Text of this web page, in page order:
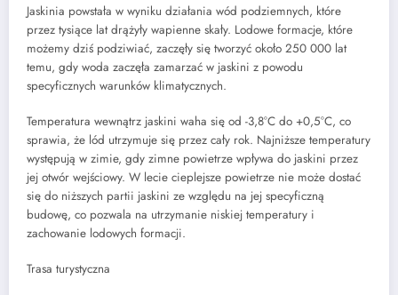
Jaskinia powstała w wyniku działania wód podziemnych, które
przez tysiące lat drążyły wapienne skały. Lodowe formacje, które
możemy dziś podziwiać, zaczęły się tworzyć około 250 000 lat
temu, gdy woda zaczęła zamarzać w jaskini z powodu
specyficznych warunków klimatycznych.
Temperatura wewnątrz jaskini waha się od -3,8°C do +0,5°C, co
sprawia, że lód utrzymuje się przez cały rok. Najniższe temperatury
występują w zimie, gdy zimne powietrze wpływa do jaskini przez
jej otwór wejściowy. W lecie cieplejsze powietrze nie może dostać
się do niższych partii jaskini ze względu na jej specyficzną
budowę, co pozwala na utrzymanie niskiej temperatury i
zachowanie lodowych formacji.
Trasa turystyczna